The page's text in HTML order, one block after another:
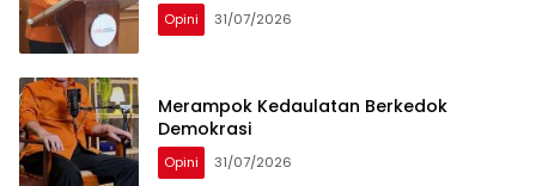
Opini 31/07/2026
Merampok Kedaulatan Berkedok
Demokrasi
Opini 31/07/2026